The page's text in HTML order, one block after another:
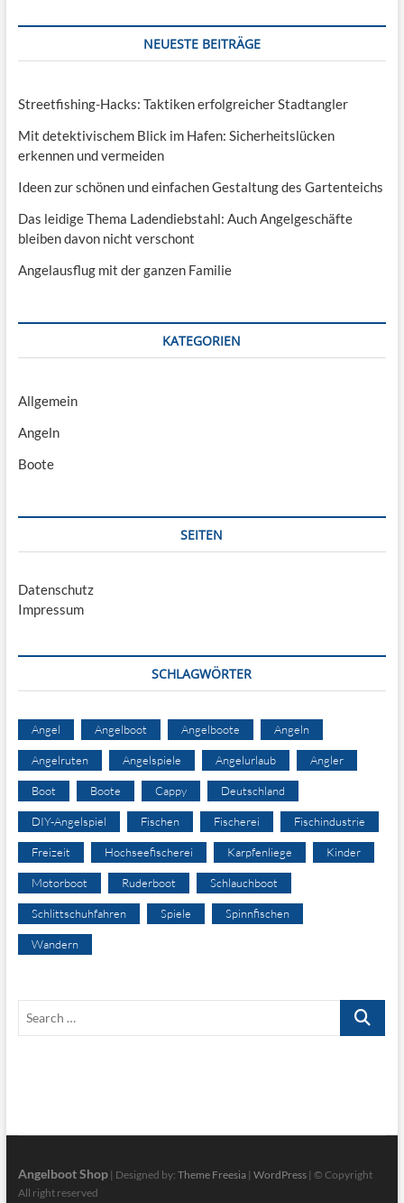
NEUESTE BEITRÄGE
Streetfishing-Hacks: Taktiken erfolgreicher Stadtangler
Mit detektivischem Blick im Hafen: Sicherheitslücken
erkennen und vermeiden
Ideen zur schönen und einfachen Gestaltung des Gartenteichs
Das leidige Thema Ladendiebstahl: Auch Angelgeschäfte
bleiben davon nicht verschont
Angelausflug mit der ganzen Familie
KATEGORIEN
Allgemein
Angeln
Boote
SEITEN
Datenschutz
Impressum
SCHLAGWÖRTER
Angel Angelboot Angelboote Angeln
Angelruten Angelspiele Angelurlaub Angler
Boot Boote Cappy Deutschland
DIY-Angelspiel Fischen Fischerei Fischindustrie
Freizeit Hochseefischerei Karpfenliege Kinder
Motorboot Ruderboot Schlauchboot
Schlittschuhfahren Spiele Spinnfischen
Wandern
Search
Angelboot Shop| Designed by: Theme Freesia| WordPress| © Copyright
All right reserved